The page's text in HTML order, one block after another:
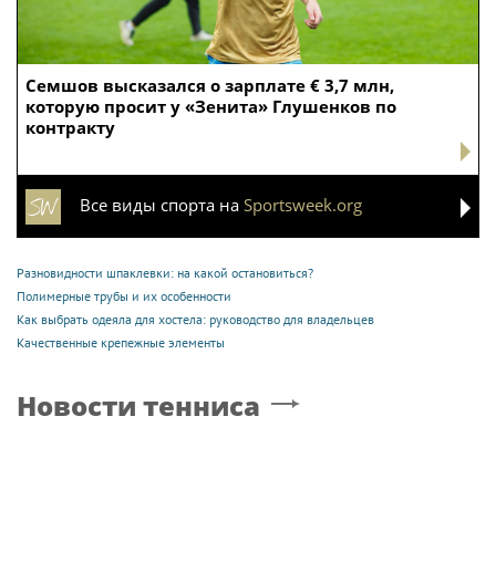
Семшов высказался о зарплате € 3,7 млн,
которую просит у «Зенита» Глушенков по
контракту
Все виды спорта на Sportsweek.org
Разновидности шпаклевки: на какой остановиться?
Полимерные трубы и их особенности
Как выбрать одеяла для хостела: руководство для владельцев
Качественные крепежные элементы
Новости тенниса